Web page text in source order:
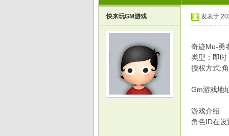
快来玩GM游戏 发表于
奇迹Mu-勇
类型：即
授权方式:
Gm游戏地
游戏介绍
角色ID在设